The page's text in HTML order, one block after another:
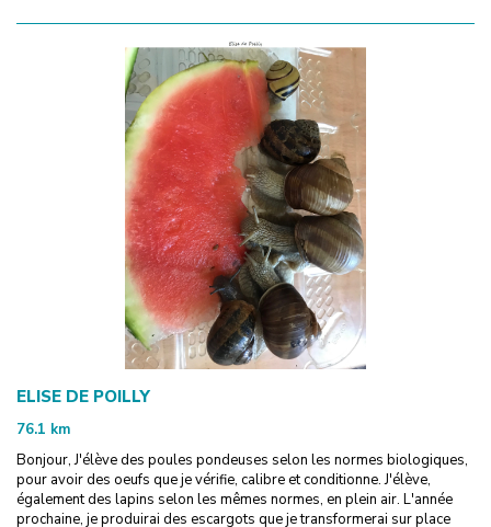
ELISE DE POILLY
76.1 km
Bonjour, J'élève des poules pondeuses selon les normes biologiques,
pour avoir des oeufs que je vérifie, calibre et conditionne. J'élève,
également des lapins selon les mêmes normes, en plein air. L'année
prochaine, je produirai des escargots que je transformerai sur place